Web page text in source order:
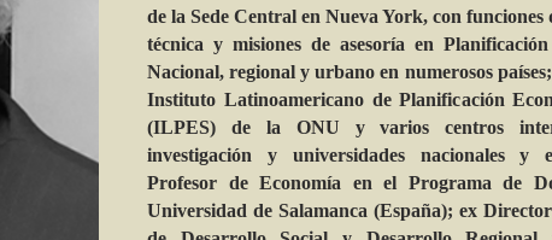
de la Sede Central en Nueva York, con funciones
técnica y misiones de asesoría en
Nacional, regional y urbano en numerosos
Instituto Latinoamericano de Planificación
(ILPES) de la ONU y varios centros
investigación y universidades nacionales y
Profesor de Economía en el Programa de
Universidad de Salamanca (España); ex